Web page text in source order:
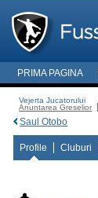
PRIMA PAGINA
Vejerta Jucatorului
Anuntarea Greselior
Saul Otobo
Profile Cluburi